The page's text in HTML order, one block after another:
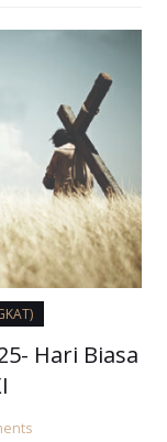
Hari Biasa